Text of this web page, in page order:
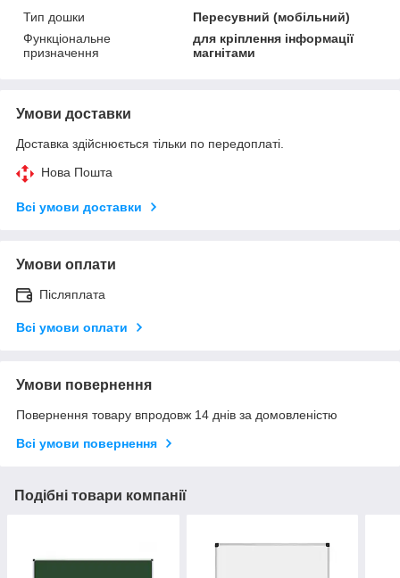
Тип дошки
Пересувний (мобільний)
Функціональне
призначення
для кріплення інформації
магнітами
Умови доставки
Доставка здійснюється тільки по передоплаті.
Нова Пошта
Всі умови доставки
Умови оплати
Післяплата
Всі умови оплати
Умови повернення
Повернення товару впродовж 14 днів за домовленістю
Всі умови повернення
Подібні товари компанії